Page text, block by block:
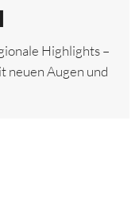
Highlights –
neuen Augen und